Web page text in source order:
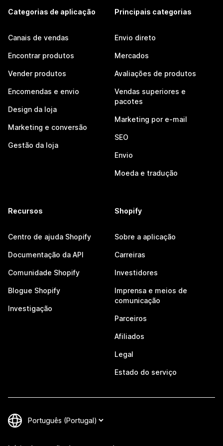
Categorias de aplicação
Canais de vendas
Encontrar produtos
Vender produtos
Encomendas e envio
Design da loja
Marketing e conversão
Gestão da loja
Principais categorias
Envio direto
Mercados
Avaliações de produtos
Vendas superiores e
pacotes
Marketing por e-mail
SEO
Envio
Moeda e tradução
Recursos
Centro de ajuda Shopify
Documentação da API
Comunidade Shopify
Blogue Shopify
Investigação
Shopify
Sobre a aplicação
Carreiras
Investidores
Imprensa e meios de
comunicação
Parceiros
Afiliados
Legal
Estado do serviço